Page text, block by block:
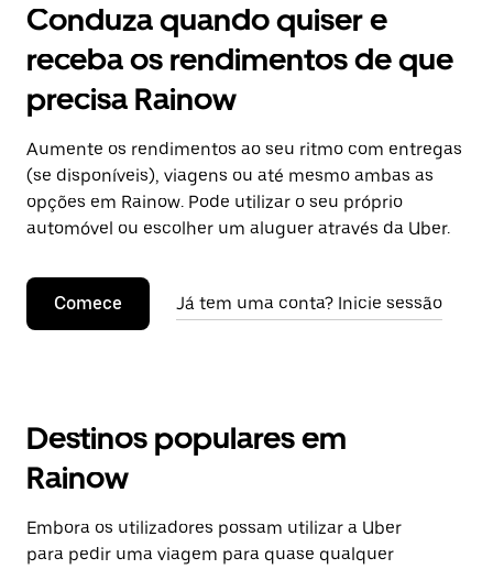
Conduza quando quiser e
receba os rendimentos de que
precisa Rainow
Aumente os rendimentos ao seu ritmo com entregas
(se disponíveis), viagens ou até mesmo ambas as
opções em Rainow. Pode utilizar o seu próprio
automóvel ou escolher um aluguer através da Uber.
Comece Já tem uma conta? Inicie sessão
Destinos populares em
Rainow
Embora os utilizadores possam utilizar a Uber
para pedir uma viagem para quase qualquer